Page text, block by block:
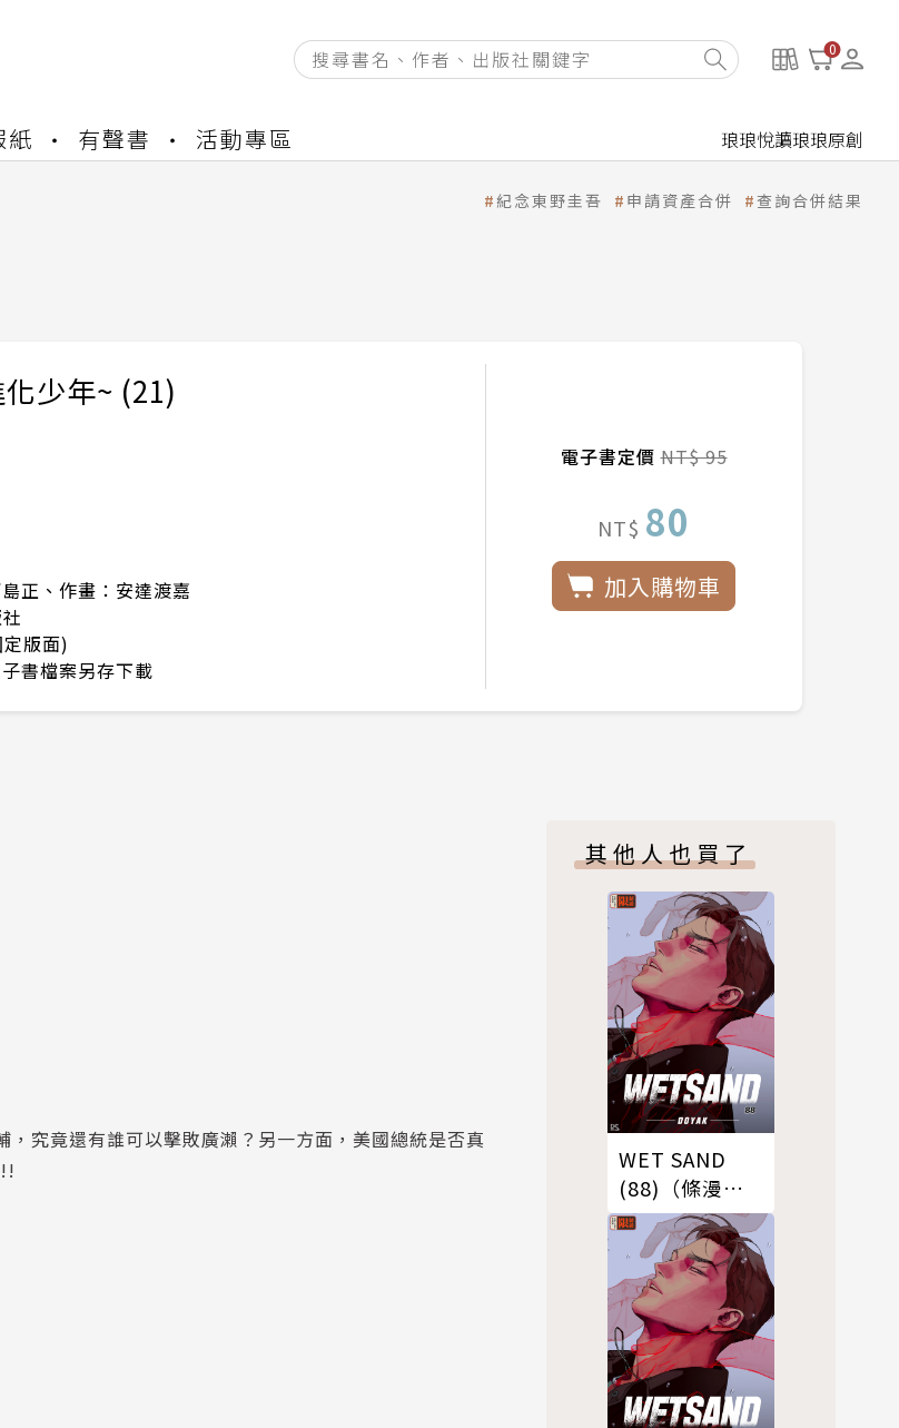
0
紙 有聲書 活動專區 琅琅悅讀琅琅原創
查詢
詢
紀念東野圭吾 申請資產合併 查詢合併結果
少年~ (21)
正、作畫：安達渡嘉
版面)
書檔案另存下載
電子書定價NT$ 95
NT$ 80
加入購物車
究竟還有誰可以擊敗廣瀨？另一方面，美國總統是否真
其他人也買了
WET SAND
(88)（條漫
版）